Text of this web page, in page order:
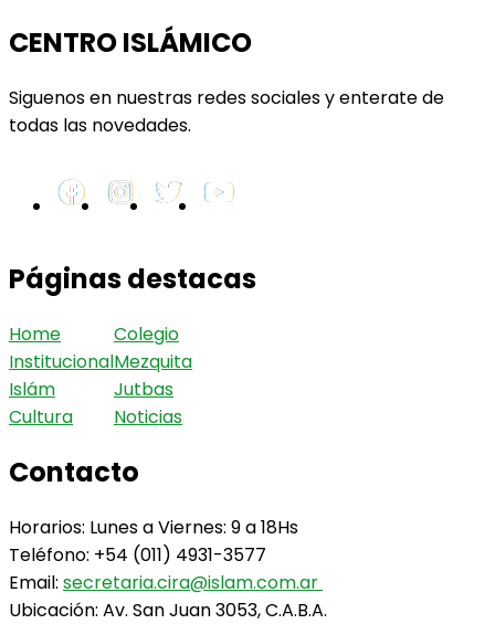
CENTRO ISLÁMICO
Siguenos en nuestras redes sociales y enterate de
todas las novedades.
Páginas destacas
Home
Institucional
Islám
Cultura
Colegio
Mezquita
Jutbas
Noticias
Contacto
Horarios: Lunes a Viernes: 9 a 18Hs
Teléfono: +54 (011) 4931-3577
Email: secretaria.cira@islam.com.ar
Ubicación: Av. San Juan 3053, C.A.B.A.